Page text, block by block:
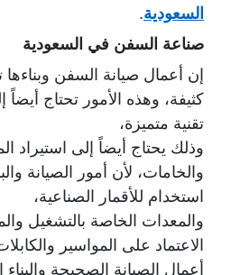
السعودية.
صناعة السفن في السعودية
إن أعمال صيانة السفن وبناءها
كثيفة، وهذه الأمور تحتاج
تقنية متميزة،
وذلك يحتاج أيضاً إلى استيراد
والخامات، لأن أمور الصيانة
استخدام للأقمار الصناعية،
والمعدات الخاصة بالتشغيل
الاعتماد على المواسير
أعمال الصيانة الصحيحة والبناء